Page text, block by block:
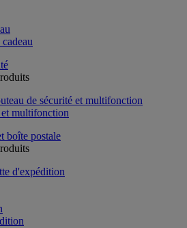
de sécurité et multifonction
multifonction
boîte postale
d'expédition